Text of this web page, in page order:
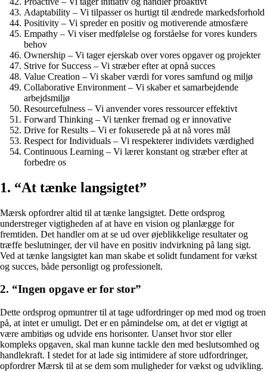
Adaptability – Vi tilpasser os hurtigt til ændrede markedsforhold
Positivity – Vi spreder en positiv og motiverende atmosfære
Empathy – Vi viser medfølelse og forståelse for vores kunders
behov
Ownership – Vi tager ejerskab over vores opgaver og projekter
Strive for Success – Vi stræber efter at opnå succes
Value Creation – Vi skaber værdi for vores samfund og miljø
Collaborative Environment – Vi skaber et samarbejdende
arbejdsmiljø
Resourcefulness – Vi anvender vores ressourcer effektivt
Forward Thinking – Vi tænker fremad og er innovative
Drive for Results – Vi er fokuserede på at nå vores mål
Respect for Individuals – Vi respekterer individets værdighed
Continuous Learning – Vi lærer konstant og stræber efter at
forbedre os
1. “At tænke langsigtet”
Mærsk opfordrer altid til at tænke langsigtet. Dette ordsprog
understreger vigtigheden af ​​at have en vision og planlægge for
fremtiden. Det handler om at se ud over øjeblikkelige resultater og
træffe beslutninger, der vil have en positiv indvirkning på lang sigt.
Ved at tænke langsigtet kan man skabe et solidt fundament for vækst
og succes, både personligt og professionelt.
2. “Ingen opgave er for stor”
Dette ordsprog opmuntrer til at tage udfordringer op med mod og troen
på, at intet er umuligt. Det er en påmindelse om, at det er vigtigt at
være ambitiøs og udvide ens horisonter. Uanset hvor stor eller
kompleks opgaven, skal man kunne tackle den med beslutsomhed og
handlekraft. I stedet for at lade sig intimidere af store udfordringer,
opfordrer Mærsk til at se dem som muligheder for vækst og udvikling.